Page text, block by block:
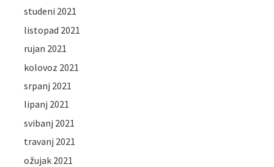
studeni 2021
listopad 2021
rujan 2021
kolovoz 2021
srpanj 2021
lipanj 2021
svibanj 2021
travanj 2021
ožujak 2021